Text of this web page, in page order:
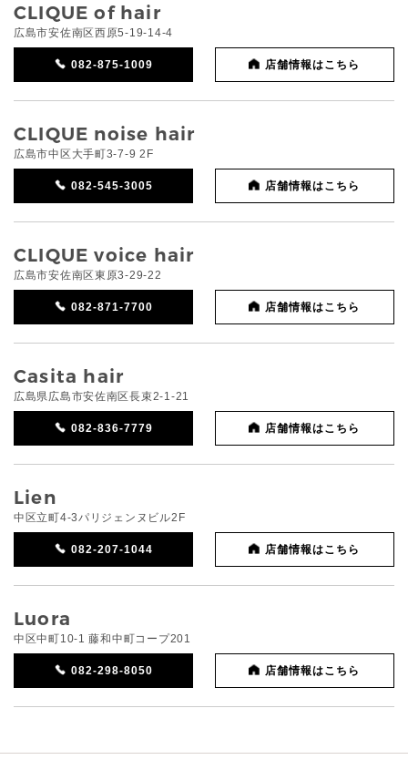
CLIQUE of hair
広島市安佐南区西原5-19-14-4
082-875-1009 店舗情報はこちら
CLIQUE noise hair
広島市中区大手町3-7-9 2F
082-545-3005 店舗情報はこちら
CLIQUE voice hair
広島市安佐南区東原3-29-22
082-871-7700 店舗情報はこちら
Casita hair
広島県広島市安佐南区長束2-1-21
082-836-7779 店舗情報はこちら
Lien
中区立町4-3パリジェンヌビル2F
082-207-1044 店舗情報はこちら
Luora
中区中町10-1 藤和中町コープ201
082-298-8050 店舗情報はこちら